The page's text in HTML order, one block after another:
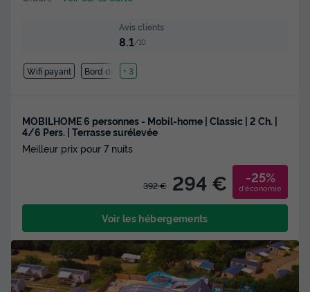
Avis clients
8.1/10
Wifi payant Bord de mer
+ 3
MOBILHOME 6 personnes - Mobil-home | Classic | 2 Ch. |
4/6 Pers. | Terrasse surélevée
Meilleur prix pour 7 nuits
392 € 294 € -25%
d'économie
Voir les hébergements